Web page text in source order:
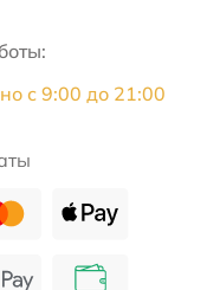
с 9:00 до 21:00